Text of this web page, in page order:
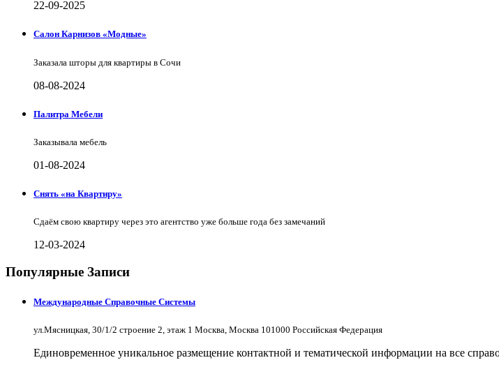
22-09-2025
Салон Карнизов «Модные»
Заказала шторы для квартиры в Сочи
08-08-2024
Палитра Мебели
Заказывала мебель
01-08-2024
Снять «на Квартиру»
Сдаём свою квартиру через это агентство уже больше года без замечаний
12-03-2024
Популярные Записи
Международные Справочные Системы
ул.Мясницкая, 30/1/2 строение 2, этаж 1 Москва, Москва 101000 Российская Федерация
Единовременное уникальное размещение контактной и тематической информации на все